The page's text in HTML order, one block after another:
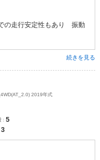
の走行安定性もあり 振動
続きを見る
2019年式
5
3